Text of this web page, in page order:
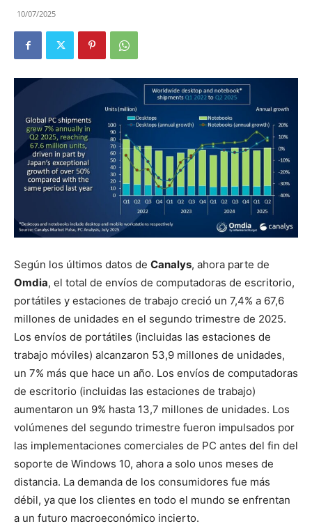
10/07/2025
Según los últimos datos de Canalys, ahora parte de
Omdia, el total de envíos de computadoras de escritorio,
portátiles y estaciones de trabajo creció un 7,4% a 67,6
millones de unidades en el segundo trimestre de 2025.
Los envíos de portátiles (incluidas las estaciones de
trabajo móviles) alcanzaron 53,9 millones de unidades,
un 7% más que hace un año. Los envíos de computadoras
de escritorio (incluidas las estaciones de trabajo)
aumentaron un 9% hasta 13,7 millones de unidades. Los
volúmenes del segundo trimestre fueron impulsados por
las implementaciones comerciales de PC antes del fin del
soporte de Windows 10, ahora a solo unos meses de
distancia. La demanda de los consumidores fue más
débil, ya que los clientes en todo el mundo se enfrentan
a un futuro macroeconómico incierto.